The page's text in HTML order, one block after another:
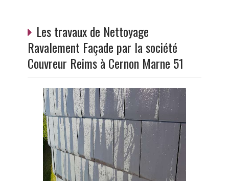
Les travaux de Nettoyage
Ravalement Façade par la société
Couvreur Reims à Cernon Marne 51